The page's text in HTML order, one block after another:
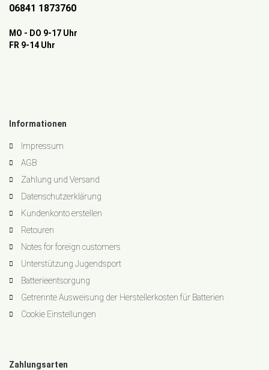
06841 1873760
MO - DO 9-17 Uhr
FR 9-14 Uhr
Informationen
Impressum
AGB
Zahlung und Versand
Datenschutzerklärung
Kundenkonto erstellen
Retouren
Notes for foreign customers
Unterstützung Jugendsport
Batterieentsorgung
Getrennte Ausweisung der Herstellerkosten für Batterien
Cookie Einstellungen
Zahlungsarten